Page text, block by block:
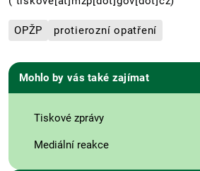
OPŽP protierozní opatření
Mohlo by vás také zajímat
Tiskové zprávy
Mediální reakce